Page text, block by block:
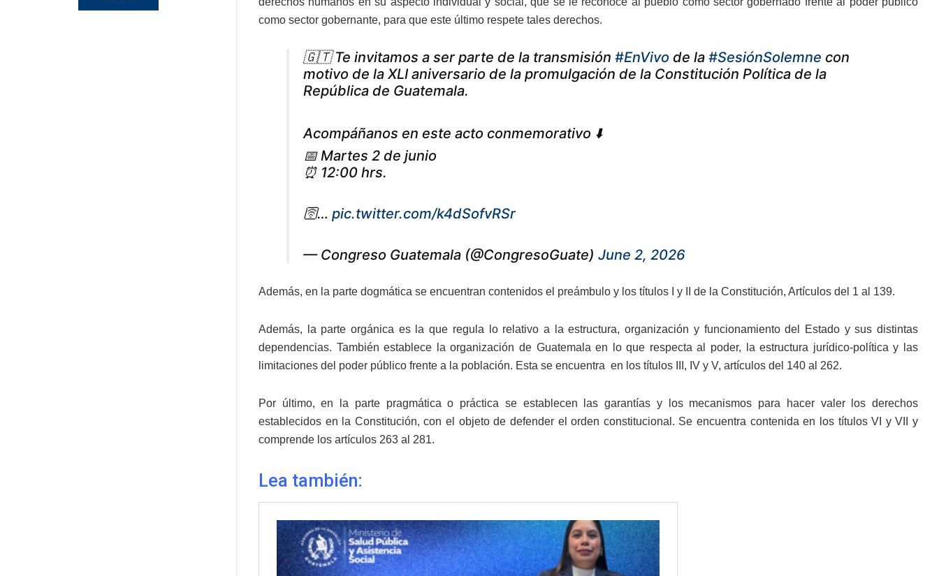
como sector gobernante, para que este último respete tales derechos.
🇬🇹 Te invitamos a ser parte de la transmisión #EnVivo de la #SesiónSolemne con
motivo de la XLI aniversario de la promulgación de la Constitución Política de la
República de Guatemala.
Acompáñanos en este acto conmemorativo ⬇️
📅 Martes 2 de junio
⏰ 12:00 hrs.
🛜… pic.twitter.com/k4dSofvRSr
— Congreso Guatemala (@CongresoGuate) June 2, 2026
Además, en la parte dogmática se encuentran contenidos el preámbulo y los títulos I y II de la Constitución, Artículos del 1 al 139.
Además, la parte orgánica es la que regula lo relativo a la estructura, organización y funcionamiento del Estado y sus distintas
dependencias. También establece la organización de Guatemala en lo que respecta al poder, la estructura jurídico-política y las
limitaciones del poder público frente a la población. Esta se encuentra en los títulos III, IV y V, artículos del 140 al 262.
Por último, en la parte pragmática o práctica se establecen las garantías y los mecanismos para hacer valer los derechos
establecidos en la Constitución, con el objeto de defender el orden constitucional. Se encuentra contenida en los títulos VI y VII y
comprende los artículos 263 al 281.
Lea también: